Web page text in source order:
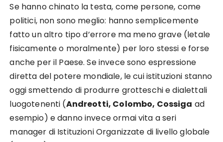
Se hanno chinato la testa, come persone, come
politici, non sono meglio: hanno semplicemente
fatto un altro tipo d’errore ma meno grave (letale
fisicamente o moralmente) per loro stessi e forse
anche per il Paese. Se invece sono espressione
diretta del potere mondiale, le cui istituzioni stanno
oggi smettendo di produrre grotteschi e dialettali
luogotenenti (Andreotti, Colombo, Cossiga ad
esempio) e danno invece ormai vita a seri
manager di Istituzioni Organizzate di livello globale